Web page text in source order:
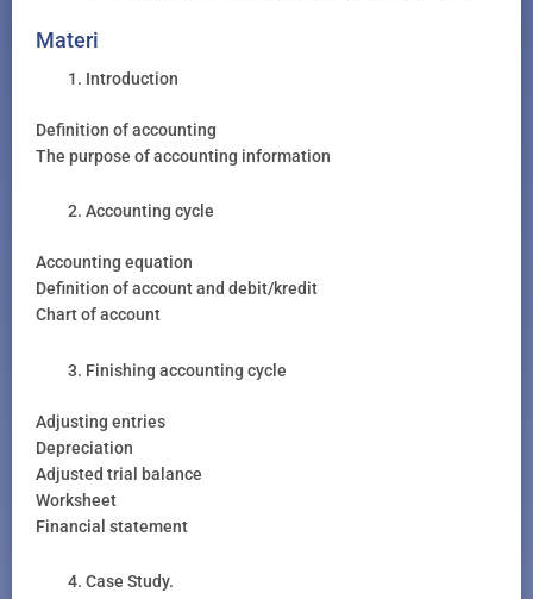
Materi
Introduction
Definition of accounting
The purpose of accounting information
Accounting cycle
Accounting equation
Definition of account and debit/kredit
Chart of account
Finishing accounting cycle
Adjusting entries
Depreciation
Adjusted trial balance
Worksheet
Financial statement
Case Study.